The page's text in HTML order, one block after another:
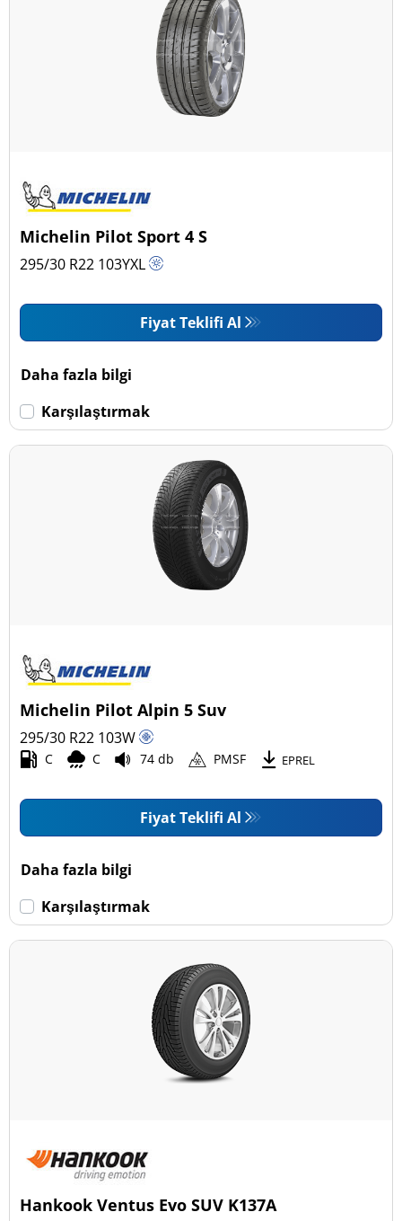
Michelin Pilot Sport 4 S
295/30 R22 103YXL
Fiyat Teklifi Al
Daha fazla bilgi
Karşılaştırmak
Michelin Pilot Alpin 5 Suv
295/30 R22 103W
C C 74 db PMSF EPREL
Fiyat Teklifi Al
Daha fazla bilgi
Karşılaştırmak
Hankook Ventus Evo SUV K137A